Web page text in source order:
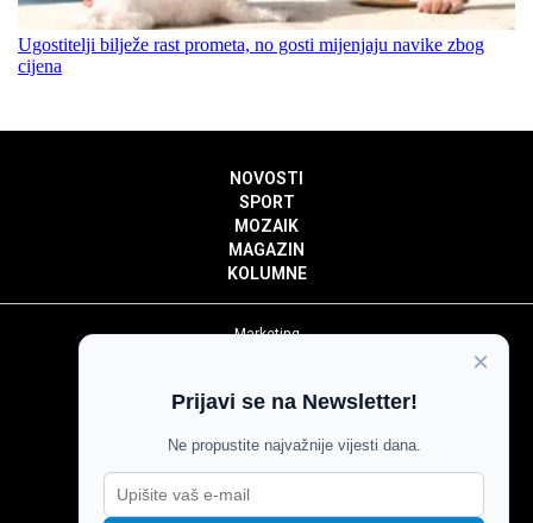
Ugostitelji bilježe rast prometa, no gosti mijenjaju navike zbog
cijena
NOVOSTI
SPORT
MOZAIK
MAGAZIN
KOLUMNE
Marketing
Impressum
Pravila komentiranja
Agroglas
×
Prijavi se na Newsletter!
Ne propustite najvažnije vijesti dana.